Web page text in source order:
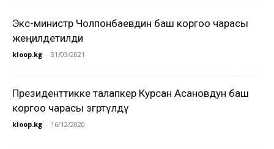
Экс-министр Чолпонбаевдин баш коргоо чарасы
жеңилдетилди
kloop.kg - 31/03/2021
Президенттикке талапкер Курсан Асановдун баш
коргоо чарасы өзгөртүлдү
kloop.kg - 16/12/2020